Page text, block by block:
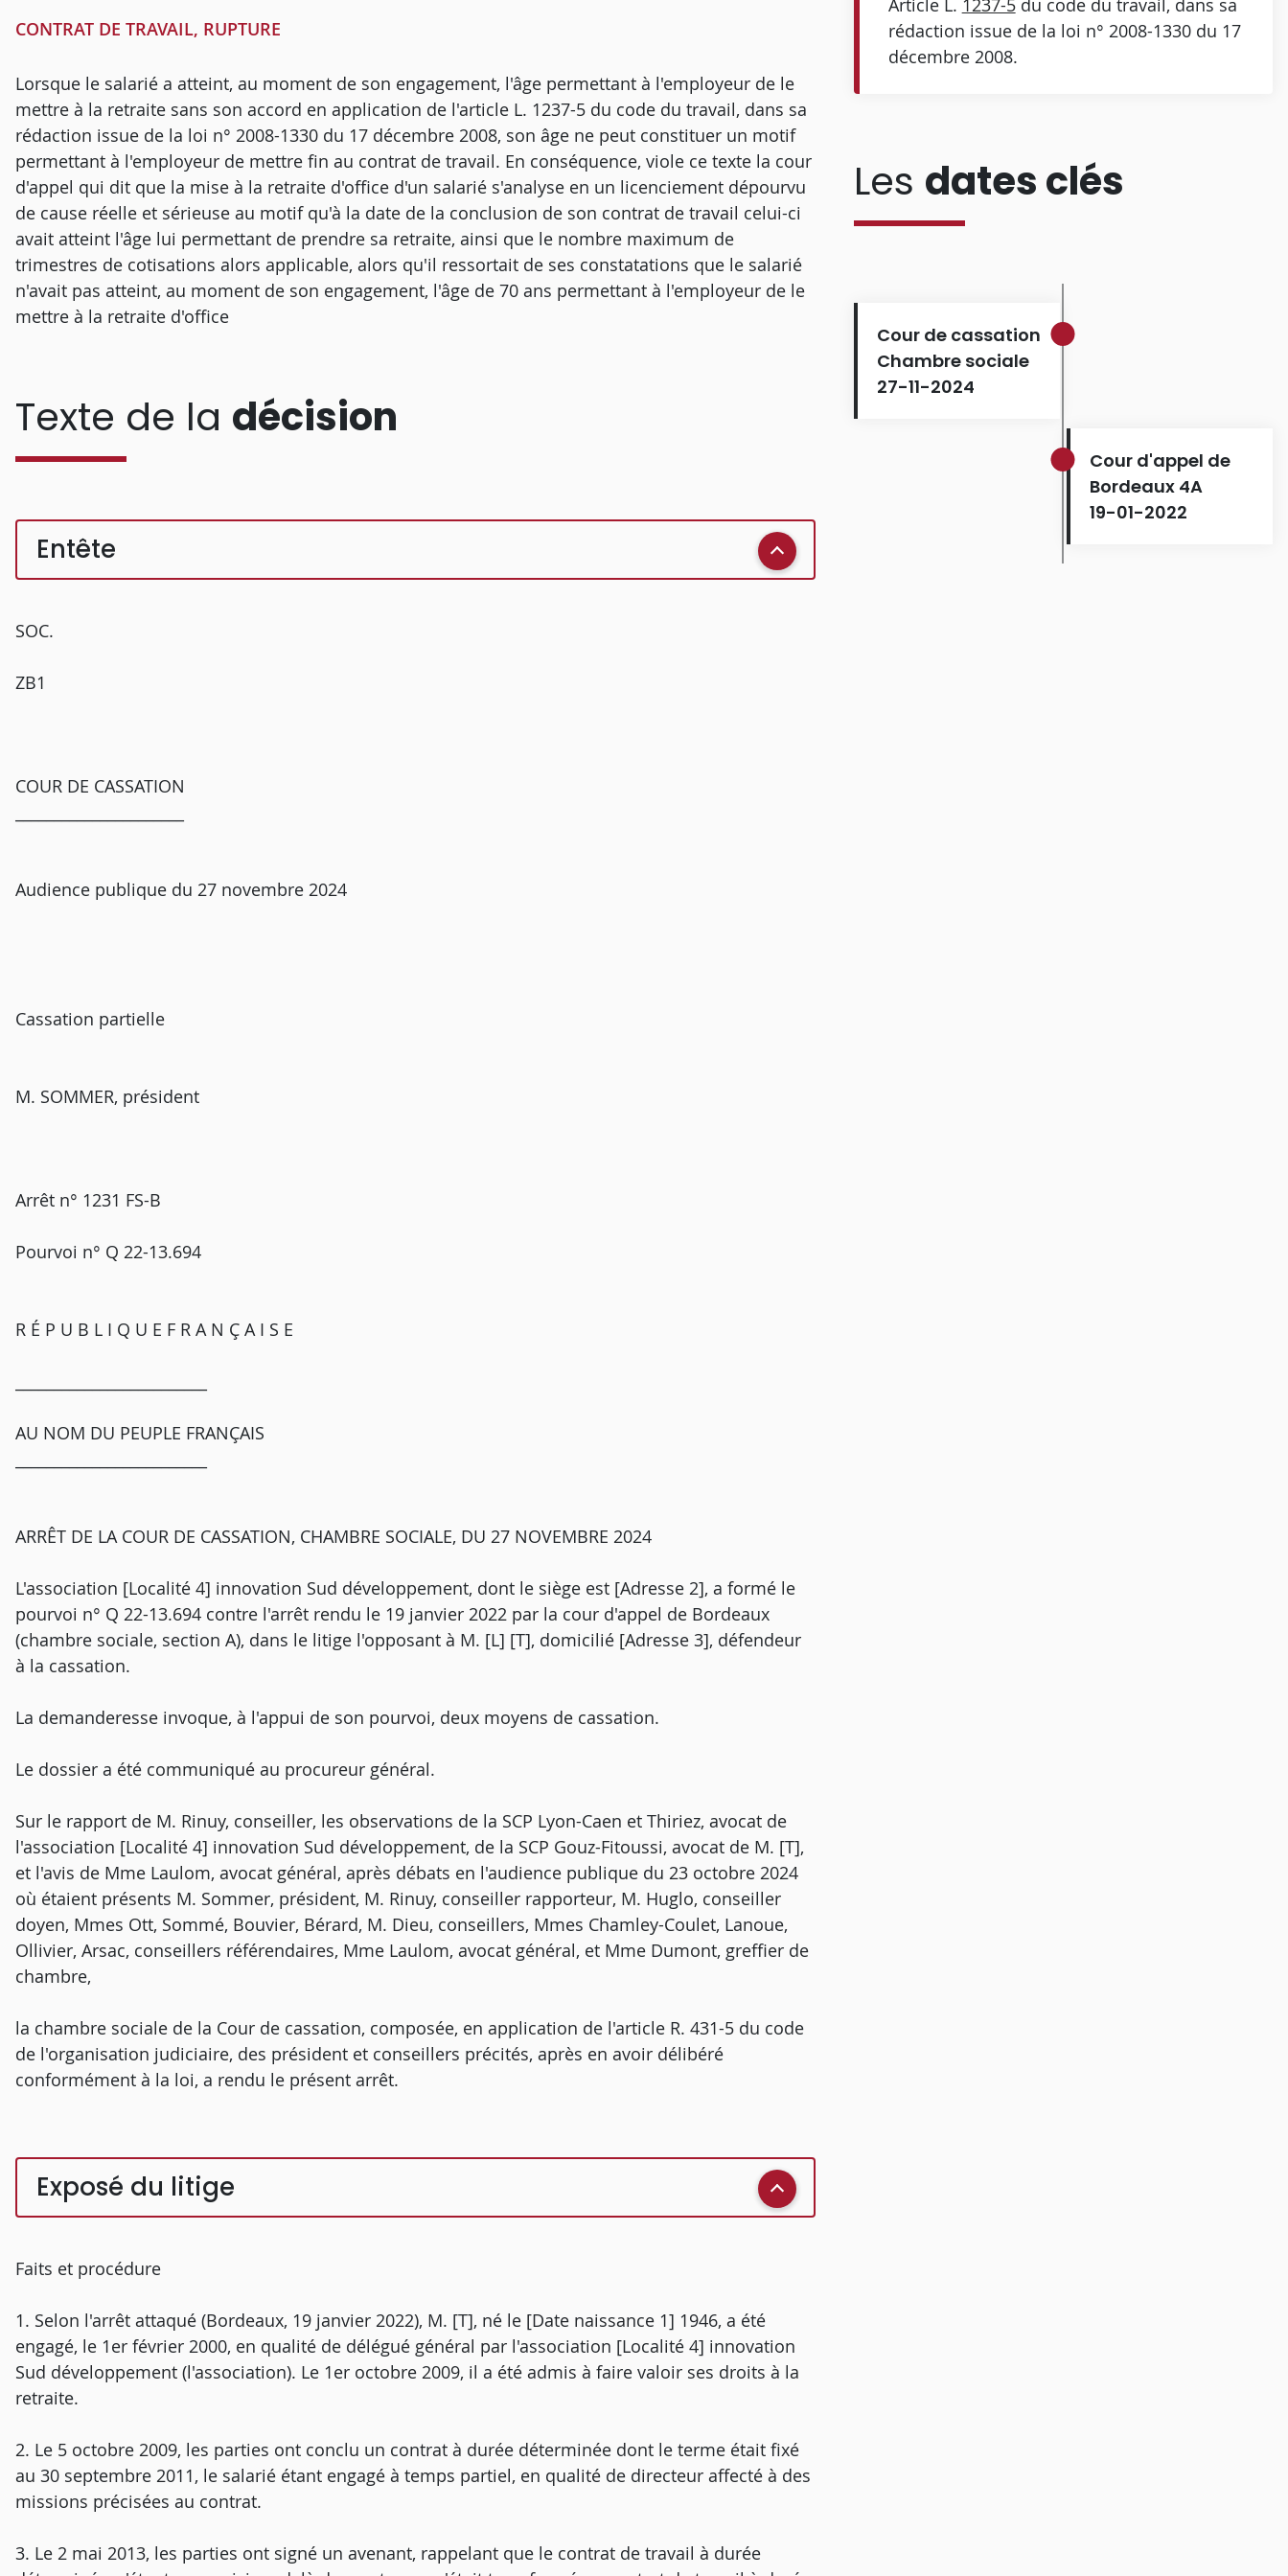
CONTRAT DE TRAVAIL, RUPTURE
Lorsque le salarié a atteint, au moment de son engagement, l'âge permettant à l'employeur de le
mettre à la retraite sans son accord en application de l'article L. 1237-5 du code du travail, dans sa
rédaction issue de la loi n° 2008-1330 du 17 décembre 2008, son âge ne peut constituer un motif
permettant à l'employeur de mettre fin au contrat de travail. En conséquence, viole ce texte la cour
d'appel qui dit que la mise à la retraite d'office d'un salarié s'analyse en un licenciement dépourvu
de cause réelle et sérieuse au motif qu'à la date de la conclusion de son contrat de travail celui-ci
avait atteint l'âge lui permettant de prendre sa retraite, ainsi que le nombre maximum de
trimestres de cotisations alors applicable, alors qu'il ressortait de ses constatations que le salarié
n'avait pas atteint, au moment de son engagement, l'âge de 70 ans permettant à l'employeur de le
mettre à la retraite d'office
Texte de la décision
Entête
SOC.
ZB1
COUR DE CASSATION
Audience publique du 27 novembre 2024
Cassation partielle
M. SOMMER, président
Arrêt n° 1231 FS-B
Pourvoi n° Q 22-13.694
R É P U B L I Q U E F R A N Ç A I S E
AU NOM DU PEUPLE FRANÇAIS
ARRÊT DE LA COUR DE CASSATION, CHAMBRE SOCIALE, DU 27 NOVEMBRE 2024
L'association [Localité 4] innovation Sud développement, dont le siège est [Adresse 2], a formé le
pourvoi n° Q 22-13.694 contre l'arrêt rendu le 19 janvier 2022 par la cour d'appel de Bordeaux
(chambre sociale, section A), dans le litige l'opposant à M. [L] [T], domicilié [Adresse 3], défendeur
à la cassation.
La demanderesse invoque, à l'appui de son pourvoi, deux moyens de cassation.
Le dossier a été communiqué au procureur général.
Sur le rapport de M. Rinuy, conseiller, les observations de la SCP Lyon-Caen et Thiriez, avocat de
l'association [Localité 4] innovation Sud développement, de la SCP Gouz-Fitoussi, avocat de M. [T],
et l'avis de Mme Laulom, avocat général, après débats en l'audience publique du 23 octobre 2024
où étaient présents M. Sommer, président, M. Rinuy, conseiller rapporteur, M. Huglo, conseiller
doyen, Mmes Ott, Sommé, Bouvier, Bérard, M. Dieu, conseillers, Mmes Chamley-Coulet, Lanoue,
Ollivier, Arsac, conseillers référendaires, Mme Laulom, avocat général, et Mme Dumont, greffier de
chambre,
la chambre sociale de la Cour de cassation, composée, en application de l'article R. 431-5 du code
de l'organisation judiciaire, des président et conseillers précités, après en avoir délibéré
conformément à la loi, a rendu le présent arrêt.
Exposé du litige
Faits et procédure
1. Selon l'arrêt attaqué (Bordeaux, 19 janvier 2022), M. [T], né le [Date naissance 1] 1946, a été
engagé, le 1er février 2000, en qualité de délégué général par l'association [Localité 4] innovation
Sud développement (l'association). Le 1er octobre 2009, il a été admis à faire valoir ses droits à la
retraite.
2. Le 5 octobre 2009, les parties ont conclu un contrat à durée déterminée dont le terme était fixé
au 30 septembre 2011, le salarié étant engagé à temps partiel, en qualité de directeur affecté à des
missions précisées au contrat.
3. Le 2 mai 2013, les parties ont signé un avenant, rappelant que le contrat de travail à durée
Article L. 1237-5du code du travail, dans sa
rédaction issue de la loi n° 2008-1330 du 17
décembre 2008.
Les dates clés
Cour de cassation
Chambre sociale
27-11-2024
Cour d'appel de
Bordeaux 4A
19-01-2022